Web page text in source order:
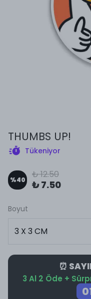
THUMBS UP!
Tükeniyor
%40 ₺ 12.50
₺ 7.50
Boyut
⏰
3 Al 2 Öde +